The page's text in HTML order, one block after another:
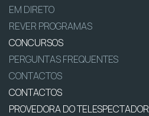
EM DIRETO
REVER PROGRAMAS
CONCURSOS
PERGUNTAS FREQUENTES
CONTACTOS
CONTACTOS
PROVEDORA DO TELESPECTADOR